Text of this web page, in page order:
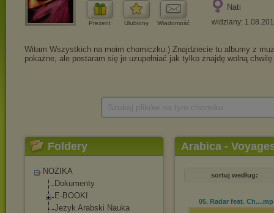
Prezent Ulubiony Wiadomość
Nati
widziany:
Foldery
NOZIKA
Dokumenty
E-BOOKI
Jezyk Arabski Nauka
Arabica -
sortuj według:
05. Radar feat. Ch...